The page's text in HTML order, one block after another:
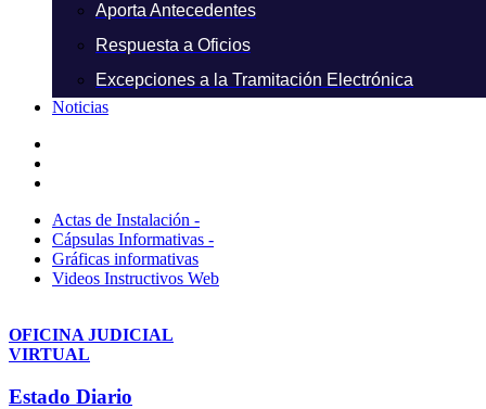
Aporta Antecedentes
Respuesta a Oficios
Excepciones a la Tramitación Electrónica
Noticias
Actas de Instalación -
Cápsulas Informativas -
Gráficas informativas
Videos Instructivos Web
OFICINA JUDICIAL
VIRTUAL
Estado Diario